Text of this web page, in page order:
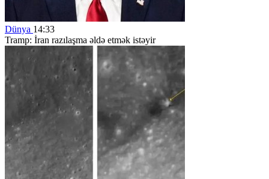
Dünya 14:33
Tramp: İran razılaşma əldə etmək istəyir